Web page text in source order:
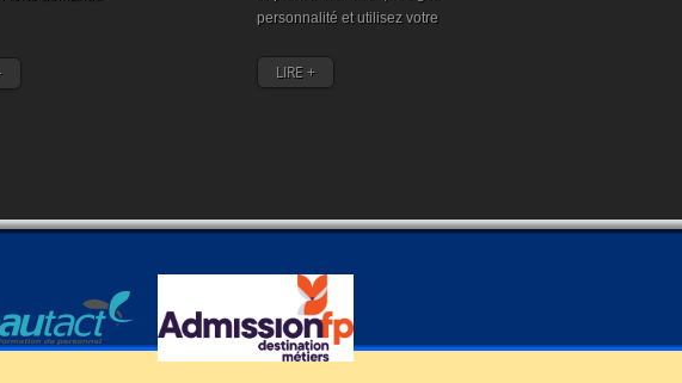
personnalité et utilisez votre créativité.
LIRE +